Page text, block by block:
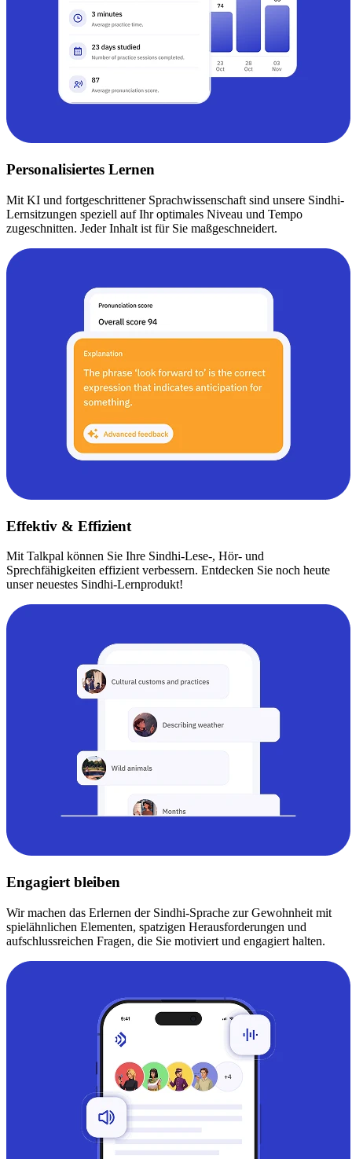
Personalisiertes Lernen
Mit KI und fortgeschrittener Sprachwissenschaft sind unsere Sindhi-
Lernsitzungen speziell auf Ihr optimales Niveau und Tempo
zugeschnitten. Jeder Inhalt ist für Sie maßgeschneidert.
Effektiv & Effizient
Mit Talkpal können Sie Ihre Sindhi-Lese-, Hör- und
Sprechfähigkeiten effizient verbessern. Entdecken Sie noch heute
unser neuestes Sindhi-Lernprodukt!
Engagiert bleiben
Wir machen das Erlernen der Sindhi-Sprache zur Gewohnheit mit
spielähnlichen Elementen, spatzigen Herausforderungen und
aufschlussreichen Fragen, die Sie motiviert und engagiert halten.